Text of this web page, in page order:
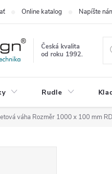
Online katalog Napíšte
Česká kvalita
od roku 1992.
Rudle
váha Rozměr 1000 x 100 mm